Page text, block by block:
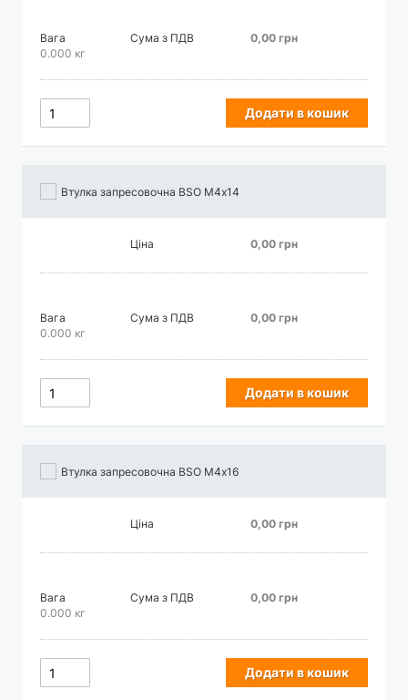
Вага
0.000 кг
Сума з ПДВ 0,00 грн
Додати в кошик
Втулка запресовочна BSO М4х14
Ціна 0,00 грн
Вага
0.000 кг
Сума з ПДВ 0,00 грн
Додати в кошик
Втулка запресовочна BSO М4х16
Ціна 0,00 грн
Вага
0.000 кг
Сума з ПДВ 0,00 грн
Додати в кошик